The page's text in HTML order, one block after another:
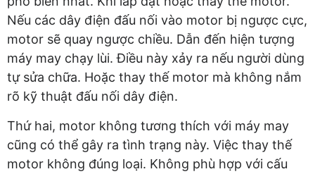
Nếu các dây điện đấu nối vào motor bị ngược cực,
motor sẽ quay ngược chiều. Dẫn đến hiện tượng
máy may chạy lùi. Điều này xảy ra nếu người dùng
tự sửa chữa. Hoặc thay thế motor mà không nắm
rõ kỹ thuật đấu nối dây điện.
Thứ hai, motor không tương thích với máy may
cũng có thể gây ra tình trạng này. Việc thay thế
motor không đúng loại. Không phù hợp với cấu